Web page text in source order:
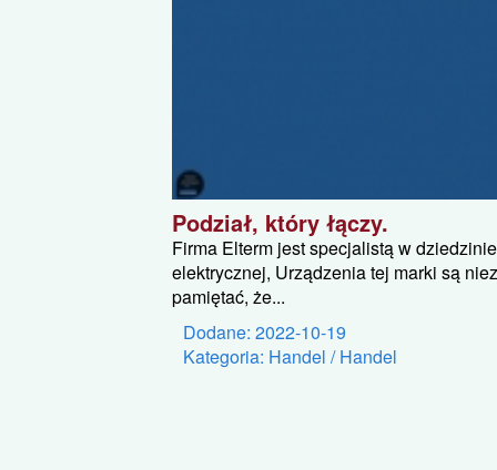
Podział, który łączy.
Firma Elterm jest specjalistą w
elektrycznej, Urządzenia tej marki są
pamiętać, że...
Dodane: 2022-10-19
Kategoria: Handel / Handel